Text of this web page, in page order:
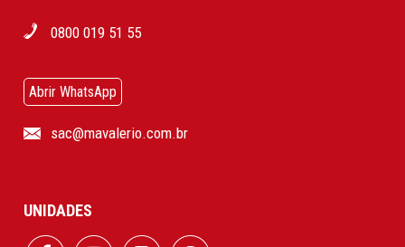
0800 019 51 55
Abrir WhatsApp
sac@mavalerio.com.br
UNIDADES